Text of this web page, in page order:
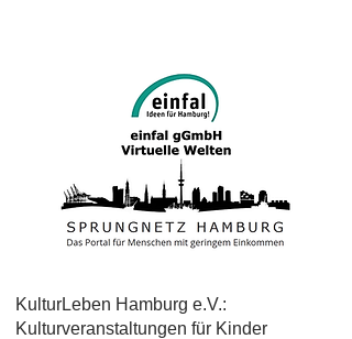
KulturLeben Hamburg e.V.:
Kulturveranstaltungen für Kinder